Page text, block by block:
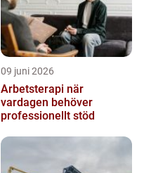
09 juni 2026
Arbetsterapi när
vardagen behöver
professionellt stöd